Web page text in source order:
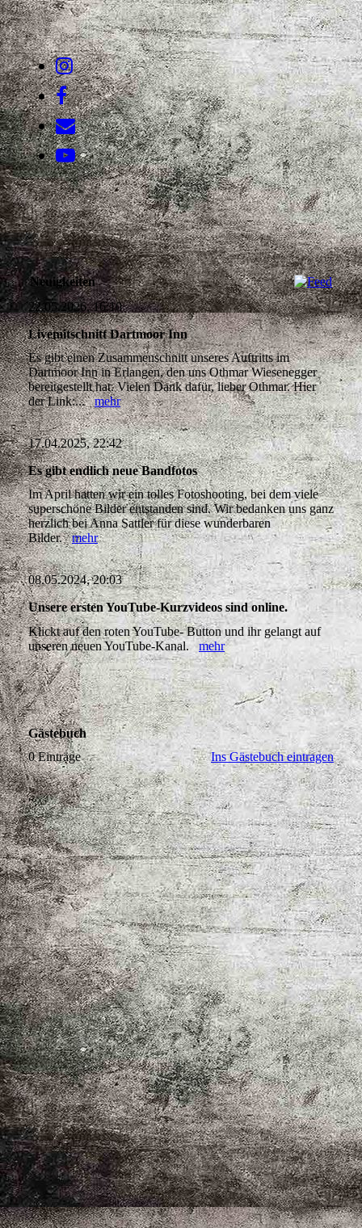
Neuigkeiten
22.05.2026, 16:10
Livemitschnitt Dartmoor Inn
Es gibt einen Zusammenschnitt unseres Auftritts im
Dartmoor Inn in Erlangen, den uns Othmar Wiesenegger
bereitgestellt hat. Vielen Dank dafür, lieber Othmar. Hier
der Link:...mehr
17.04.2025, 22:42
Es gibt endlich neue Bandfotos
Im April hatten wir ein tolles Fotoshooting, bei dem viele
superschöne Bilder entstanden sind. Wir bedanken uns ganz
herzlich bei Anna Sattler für diese wunderbaren
Bilder.mehr
08.05.2024, 20:03
Unsere ersten YouTube-Kurzvideos sind online.
Klickt auf den roten YouTube- Button und ihr gelangt auf
unseren neuen YouTube-Kanal. mehr
Gästebuch
0 Einträge
Ins Gästebuch eintragen
'